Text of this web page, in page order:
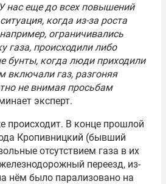
У нас еще до всех повышений
когда из-за роста
ограничивались
газа, происходили либо
бунты, когда люди приходили
включали газ, разгоняя
не внимая просьбам
эксперт.
происходит. В конце прошлой
Кропивницкий (бывший
отсутствием газа в их
переезд, из-
нём было парализовано на